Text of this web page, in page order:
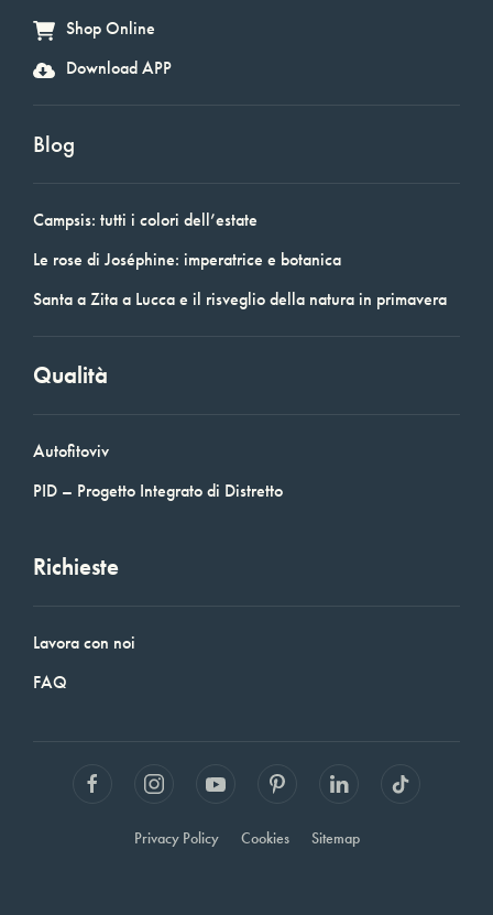
Shop Online
Download APP
Blog
Campsis: tutti i colori dell’estate
Le rose di Joséphine: imperatrice e botanica
Santa a Zita a Lucca e il risveglio della natura in primavera
Qualità
Autofitoviv
PID – Progetto Integrato di Distretto
Richieste
Lavora con noi
FAQ
Privacy Policy Cookies Sitemap